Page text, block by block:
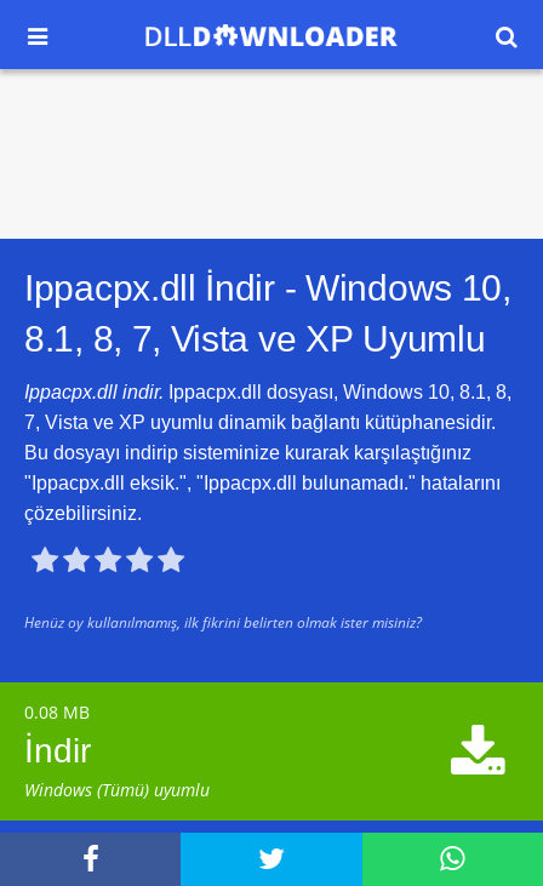
 
Ippacpx.dll İndir - Windows 10,
8.1, 8, 7, Vista ve XP Uyumlu
Ippacpx.dll indir. Ippacpx.dll dosyası, Windows 10, 8.1, 8,
7, Vista ve XP uyumlu dinamik bağlantı kütüphanesidir.
Bu dosyayı indirip sisteminize kurarak karşılaştığınız
"Ippacpx.dll eksik.", "Ippacpx.dll bulunamadı." hatalarını
çözebilirsiniz.

Henüz oy kullanılmamış, ilk fikrini belirten olmak ister misiniz?
0.08 MB
İndir
Windows (Tümü) uyumlu

  